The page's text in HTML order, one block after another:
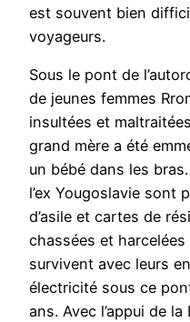
est souvent bien
voyageurs.
Sous le pont de
de jeunes femmes
insultées et
grand mère a été
un bébé dans les
l’ex Yougoslavie sont
d’asile et cartes de
chassées et
survivent avec leurs
électricité sous ce
ans. Avec l’appui de